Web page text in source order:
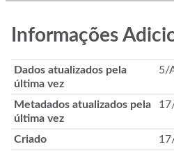
Informações
Dados atualizados pela
última vez
5/
Metadados atualizados pela
última vez
Criado